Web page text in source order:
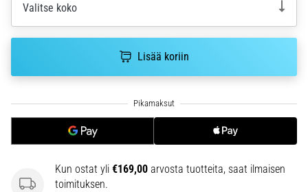
Juoksijan
polvi:
hoito
ennaltaehkäisy
iliotibiaalisen
jänteen
Valitse koko
Lisää koriin
Kun ostat yli €169,00 arvosta tuotteita, saat ilmaisen
toimituksen.